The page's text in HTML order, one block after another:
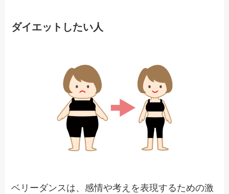
ダイエットしたい人
ベリーダンスは、感情や考えを表現するための激